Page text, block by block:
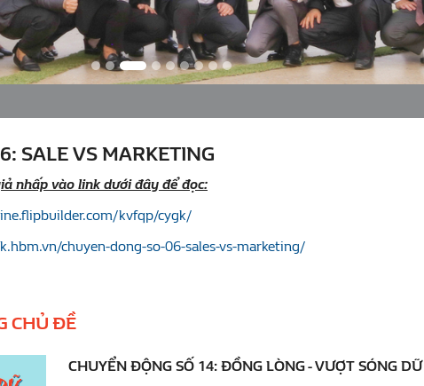
SALE VS MARKETING
nhấp vào link dưới đây để đọc:
kvfqp/cygk/
chuyen-dong-so-06-sales-vs-marketing/
CHỦ ĐỀ
CHUYỂN ĐỘNG SỐ 14: ĐỒNG LÒNG - VƯỢT SÓNG DỮ